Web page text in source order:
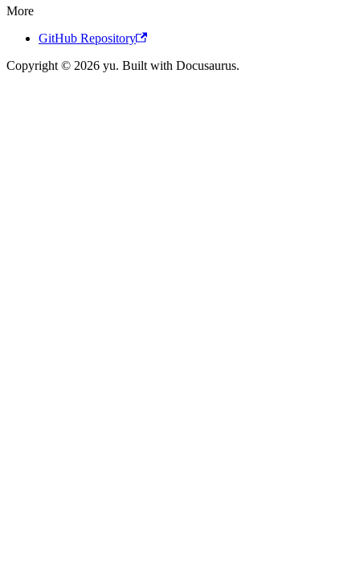
More
GitHub Repository
Copyright © 2026 yu. Built with Docusaurus.